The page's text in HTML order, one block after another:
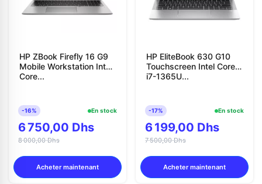
HP ZBook Firefly 16 G9
Mobile Workstation Intel
Core...
-16% En stock
6 750,00 Dhs
8 000,00 Dhs
Acheter maintenant
HP EliteBook 630 G10
Touchscreen Intel Core
i7-1365U...
-17% En stock
6 199,00 Dhs
7 500,00 Dhs
Acheter maintenant